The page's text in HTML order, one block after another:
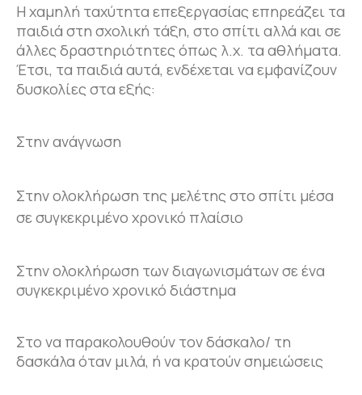
Η χαμηλή ταχύτητα επεξεργασίας επηρεάζει τα
παιδιά στη σχολική τάξη, στο σπίτι αλλά και σε
άλλες δραστηριότητες όπως λ.χ. τα αθλήματα.
Έτσι, τα παιδιά αυτά, ενδέχεται να εμφανίζουν
δυσκολίες στα εξής:
Στην ανάγνωση
Στην ολοκλήρωση της μελέτης στο σπίτι μέσα
σε συγκεκριμένο χρονικό πλαίσιο
Στην ολοκλήρωση των διαγωνισμάτων σε ένα
συγκεκριμένο χρονικό διάστημα
Στο να παρακολουθούν τον δάσκαλο/ τη
δασκάλα όταν μιλά, ή να κρατούν σημειώσεις